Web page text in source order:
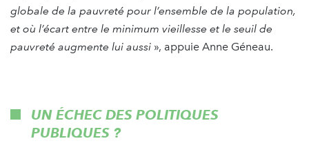
globale de la pauvreté pour l’ensemble de la population,
et où l’écart entre le minimum vieillesse et le seuil de
pauvreté augmente lui aussi », appuie Anne Géneau.
UN ÉCHEC DES POLITIQUES
PUBLIQUES ?